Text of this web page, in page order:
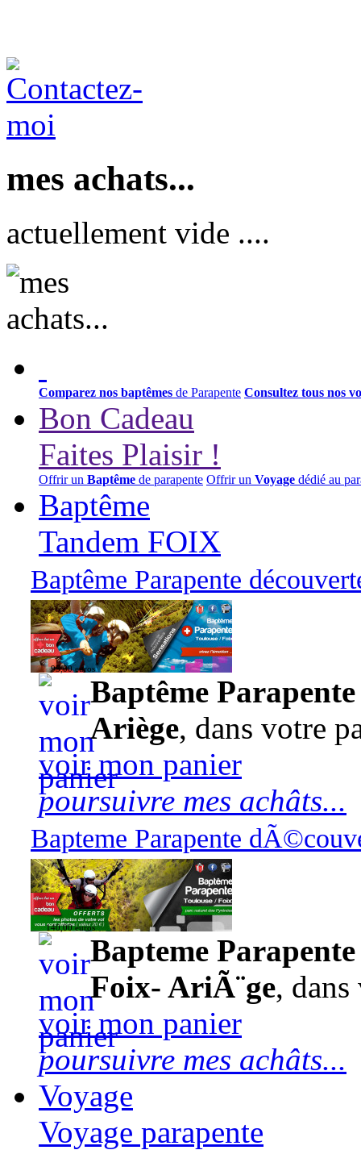
mes achats...
actuellement vide ....
Comparez nos baptêmes de Parapente Consultez tous nos
Bon Cadeau
Faites Plaisir !
Offrir un Baptême de parapente Offrir un Voyage dédié au
Baptême
Tandem FOIX
Baptême Parapente
95,00 euros
Baptême
Ariège, dans votre
voir mon panier
poursuivre mes achâts...
Bapteme Parapente
140,00 euros
Bapteme
Foix- AriÃ¨ge,
voir mon panier
poursuivre mes achâts...
Voyage
Voyage parapente